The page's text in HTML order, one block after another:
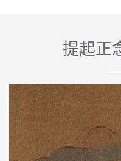
提起正